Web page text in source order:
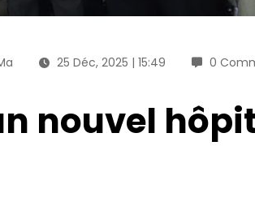
25 Déc, 2025 | 15:49 0
nouvel